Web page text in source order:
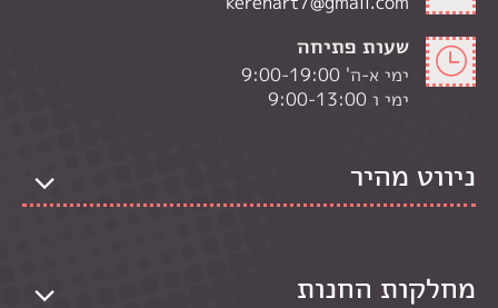
שעות פתיחה
ימי א-ה' 9:00-19:00
ימי ו 9:00-13:00
ניווט מהיר
מחלקות החנות